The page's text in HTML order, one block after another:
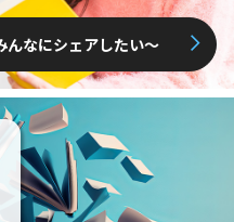
んなにシェアしたい〜